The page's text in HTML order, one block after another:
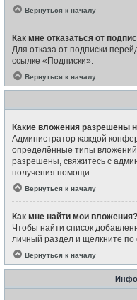
Вернуться к началу
Как мне отказаться от
Для отказа от подписки
ссылке «Подписки».
Вернуться к началу
Какие вложения разрешены
Администратор каждой
определённые типы
разрешены, свяжитесь с
получения помощи.
Вернуться к началу
Как мне найти мои вложения?
Чтобы найти список
личный раздел и щёлкните
Вернуться к началу